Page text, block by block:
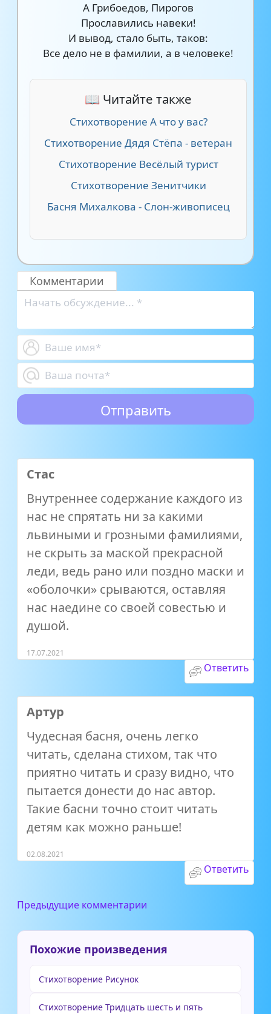
А Грибоедов, Пирогов
Прославились навеки!
И вывод, стало быть, таков:
Все дело не в фамилии, а в человеке!
📖 Читайте также
Стихотворение А что у вас?
Стихотворение Дядя Стёпа - ветеран
Стихотворение Весёлый турист
Стихотворение Зенитчики
Басня Михалкова - Слон-живописец
Комментарии
Стас
Внутреннее содержание каждого из
нас не спрятать ни за какими
львиными и грозными фамилиями,
не скрыть за маской прекрасной
леди, ведь рано или поздно маски и
«оболочки» срываются, оставляя
нас наедине со своей совестью и
душой.
17.07.2021
Ответить
Артур
Чудесная басня, очень легко
читать, сделана стихом, так что
приятно читать и сразу видно, что
пытается донести до нас автор.
Такие басни точно стоит читать
детям как можно раньше!
02.08.2021
Ответить
Предыдущие комментарии
Похожие произведения
Стихотворение Рисунок
Стихотворение Тридцать шесть и пять